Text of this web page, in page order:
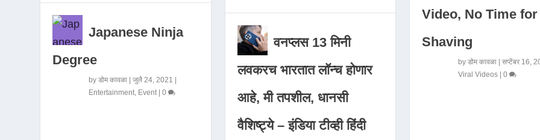
Japanese Ninja
Degree
byडोम कावळा |जुलै 24, 2021
Entertainment, Event|0
वनप्लस 13 मिनी
लवकरच भारतात लॉन्च होणार
आहे, मी तपशील, धानसी
वैशिष्ट्ये – इंडिया टीव्ही हिंदी
Video, No Time for
Shaving
by डोम कावळा| सप्टेंबर 16,
Viral Videos| 0